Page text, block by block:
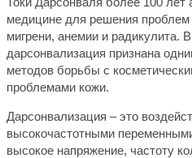
медицине для решения
мигрени, анемии и радикулита.
дарсонвализация признана
методов борьбы с
проблемами кожи.
Дарсонвализация – это
высокочастотными
высокое напряжение, частоту